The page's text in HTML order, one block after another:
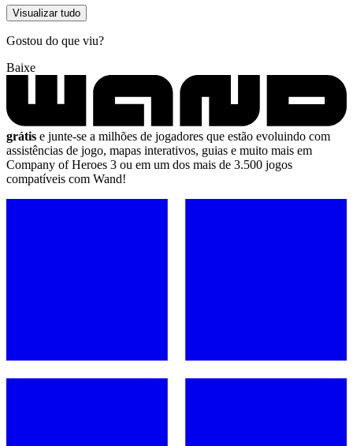
Visualizar tudo
Gostou do que viu?
Baixe
grátis e junte-se a milhões de jogadores que estão evoluindo com
assistências de jogo, mapas interativos, guias e muito mais em
Company of Heroes 3 ou em um dos mais de 3.500 jogos
compatíveis com Wand!